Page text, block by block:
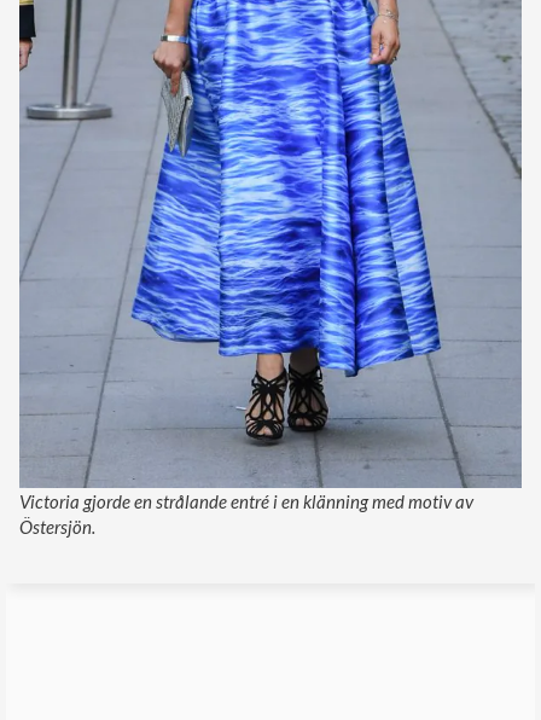
Victoria gjorde en strålande entré i en klänning med motiv av
Östersjön.